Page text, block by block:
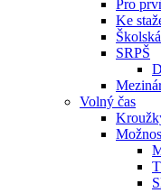
Pro
Ke
SRPŠ
Volný čas